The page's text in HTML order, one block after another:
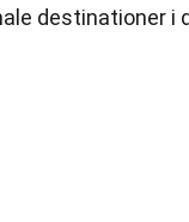
destinationer i